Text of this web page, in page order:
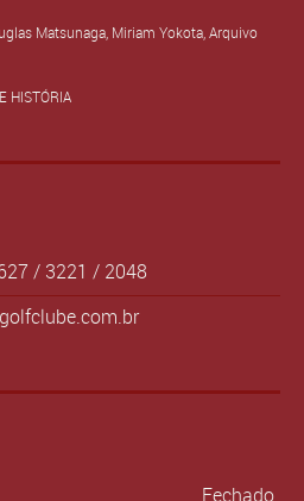
Matsunaga, Miriam Yokota, Arquivo
HISTÓRIA
/ 3221 / 2048
Fechado